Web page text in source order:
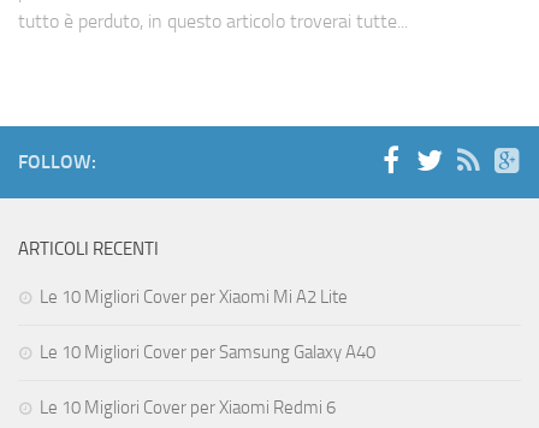
Cerca
tutto è perduto, in questo articolo troverai tutte...
FOLLOW:
ARTICOLI RECENTI
Le 10 Migliori Cover per Xiaomi Mi A2 Lite
Le 10 Migliori Cover per Samsung Galaxy A40
Le 10 Migliori Cover per Xiaomi Redmi 6